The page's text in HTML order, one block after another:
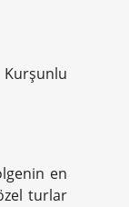
en
turlar